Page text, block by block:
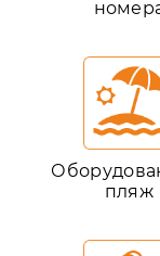
пляж